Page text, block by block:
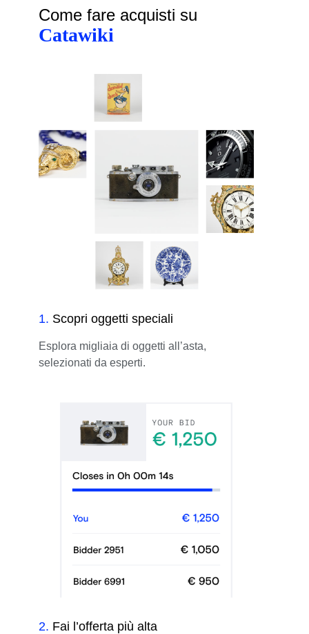
Come fare acquisti su
Catawiki
1. Scopri oggetti speciali
Esplora migliaia di oggetti all’asta,
selezionati da esperti.
2. Fai l’offerta più alta